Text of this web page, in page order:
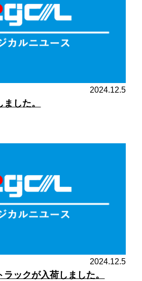
2024.12.5
した。
2024.12.5
ックが入荷しました。